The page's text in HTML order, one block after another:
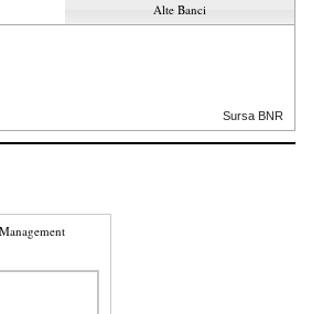
Alte Banci
Sursa BNR